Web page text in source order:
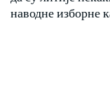
наводне изборне